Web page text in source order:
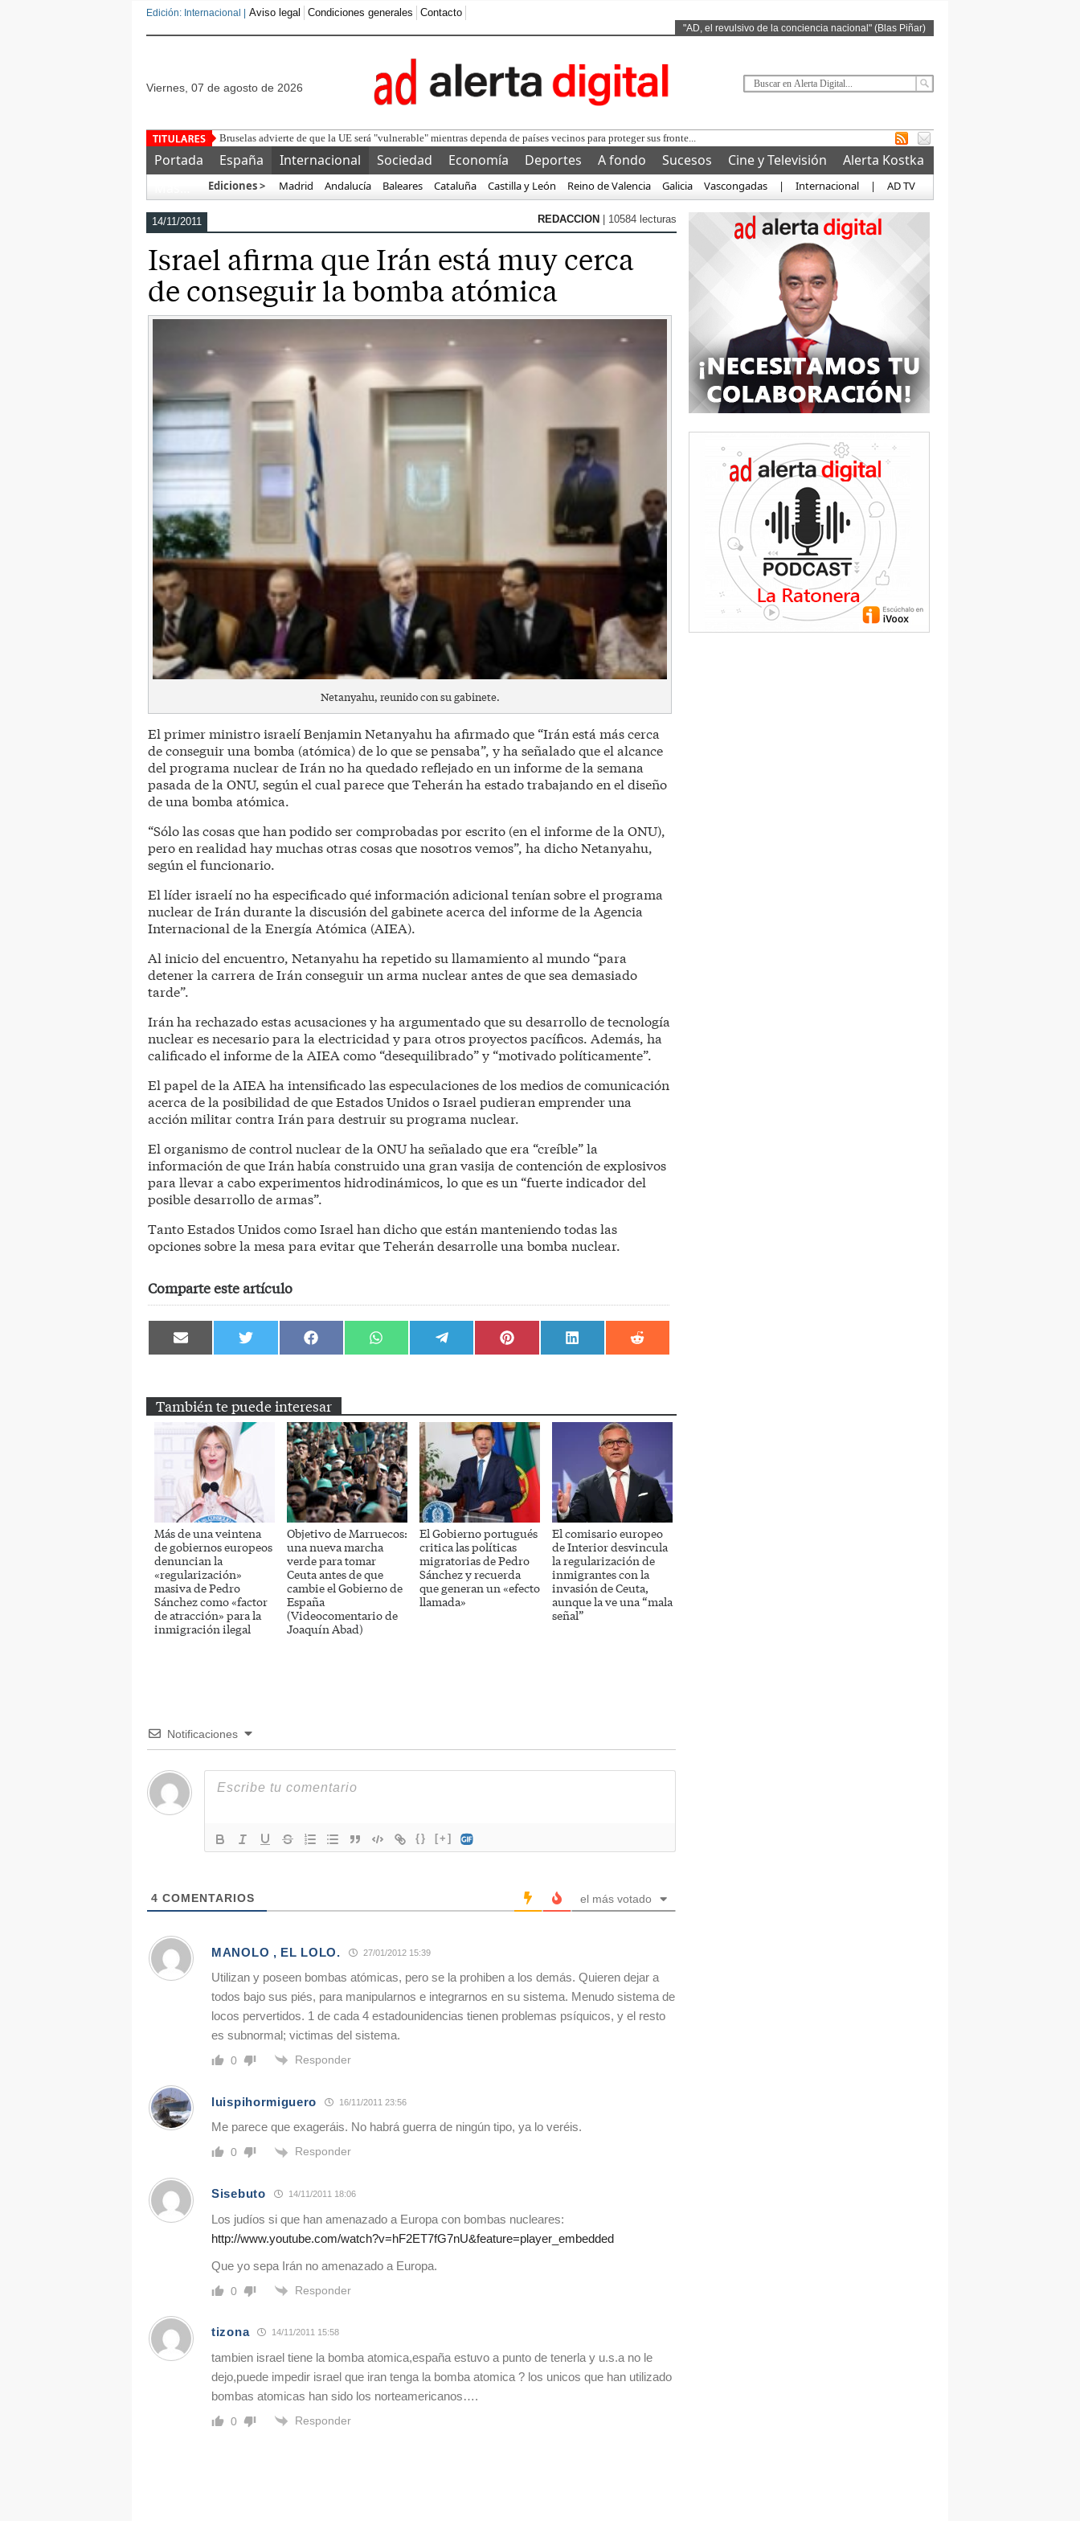
Edición: Internacional | Aviso legal Condiciones generales Contacto
"AD, el revulsivo de la conciencia nacional" (Blas Piñar)
viernes, 07 de agosto de 2026
Detenido un
Portada España Internacional Sociedad Economía Deportes A fondo Sucesos Cine y Televisión
Alerta Kostka
Ediciones > Madrid Andalucía Baleares Cataluña Castilla y León Reino de Valencia Galicia Vascongadas | Internacional | AD TV
14/11/2011 REDACCION | 10584 lecturas
Israel afirma que Irán está muy cerca
de conseguir la bomba atómica
Netanyahu, reunido con su gabinete.
El primer ministro israelí Benjamin Netanyahu ha afirmado que “Irán está más cerca
de conseguir una bomba (atómica) de lo que se pensaba”, y ha señalado que el alcance
del programa nuclear de Irán no ha quedado reflejado en un informe de la semana
pasada de la ONU, según el cual parece que Teherán ha estado trabajando en el diseño
de una bomba atómica.
“Sólo las cosas que han podido ser comprobadas por escrito (en el informe de la ONU),
pero en realidad hay muchas otras cosas que nosotros vemos”, ha dicho Netanyahu,
según el funcionario.
El líder israelí no ha especificado qué información adicional tenían sobre el programa
nuclear de Irán durante la discusión del gabinete acerca del informe de la Agencia
Internacional de la Energía Atómica (AIEA).
Al inicio del encuentro, Netanyahu ha repetido su llamamiento al mundo “para
detener la carrera de Irán conseguir un arma nuclear antes de que sea demasiado
tarde”.
Irán ha rechazado estas acusaciones y ha argumentado que su desarrollo de tecnología
nuclear es necesario para la electricidad y para otros proyectos pacíficos. Además, ha
calificado el informe de la AIEA como “desequilibrado” y “motivado políticamente”.
El papel de la AIEA ha intensificado las especulaciones de los medios de comunicación
acerca de la posibilidad de que Estados Unidos o Israel pudieran emprender una
acción militar contra Irán para destruir su programa nuclear.
El organismo de control nuclear de la ONU ha señalado que era “creíble” la
información de que Irán había construido una gran vasija de contención de explosivos
para llevar a cabo experimentos hidrodinámicos, lo que es un “fuerte indicador del
posible desarrollo de armas”.
Tanto Estados Unidos como Israel han dicho que están manteniendo todas las
opciones sobre la mesa para evitar que Teherán desarrolle una bomba nuclear.
Comparte este artículo
Compartir
en
Compartir
en
Compartir
en
Compartir
en
Compartir
en
Compartir
en
Compartir
en
Compartir
en
También te puede interesar
Más de una veintena
de gobiernos europeos
denuncian la
«regularización»
masiva de Pedro
Sánchez como «factor
de atracción» para la
inmigración ilegal
Objetivo de Marruecos:
una nueva marcha
verde para tomar
Ceuta antes de que
cambie el Gobierno de
España
(Videocomentario de
Joaquín Abad)
El Gobierno portugués
critica las políticas
migratorias de Pedro
Sánchez y recuerda
que generan un «efecto
llamada»
El comisario europeo
de Interior desvincula
la regularización de
inmigrantes con la
invasión de Ceuta,
aunque la ve una “mala
señal”
Notificaciones
{} [+]
4 COMENTARIOS el más votado
MANOLO , EL LOLO. 27/01/2012 15:39
Utilizan y poseen bombas atómicas, pero se la prohiben a los demás. Quieren dejar a
todos bajo sus piés, para manipularnos e integrarnos en su sistema. Menudo sistema de
locos pervertidos. 1 de cada 4 estadounidencias tienen problemas psíquicos, y el resto
es subnormal; victimas del sistema.
0 Responder
luispihormiguero 16/11/2011 23:56
Me parece que exageráis. No habrá guerra de ningún tipo, ya lo veréis.
0 Responder
Sisebuto 14/11/2011 18:06
Los judíos si que han amenazado a Europa con bombas nucleares:
http://www.youtube.com/watch?v=hF2ET7fG7nU&feature=player_embedded
Que yo sepa Irán no amenazado a Europa.
0 Responder
tizona 14/11/2011 15:58
tambien israel tiene la bomba atomica,españa estuvo a punto de tenerla y u.s.a no le
dejo,puede impedir israel que iran tenga la bomba atomica ? los unicos que han utilizado
bombas atomicas han sido los norteamericanos….
0 Responder